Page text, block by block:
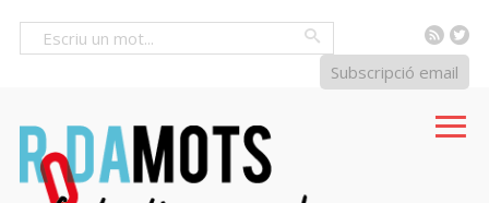
RSS
Subscripció email